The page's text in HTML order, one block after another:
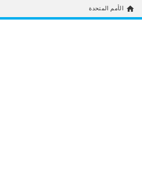
home الأمم المتحدة